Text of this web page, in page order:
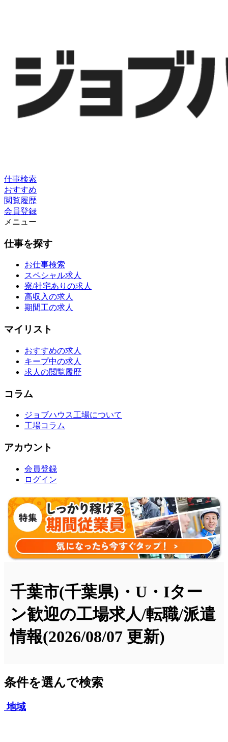
仕事検索
おすすめ
閲覧履歴
会員登録
メニュー
仕事を探す
お仕事検索
スペシャル求人
寮/社宅ありの求人
高収入の求人
期間工の求人
マイリスト
おすすめの求人
キープ中の求人
求人の閲覧履歴
コラム
ジョブハウス工場について
工場コラム
アカウント
会員登録
ログイン
千葉市(千葉県)・U・Iター
ン歓迎の工場求人/転職/派遣
情報(2026/08/07 更新)
条件を選んで検索
地域